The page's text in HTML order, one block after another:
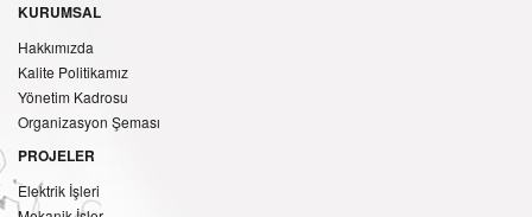
KURUMSAL
Hakkımızda
Kalite Politikamız
Yönetim Kadrosu
Organizasyon Şeması
PROJELER
Elektrik İşleri